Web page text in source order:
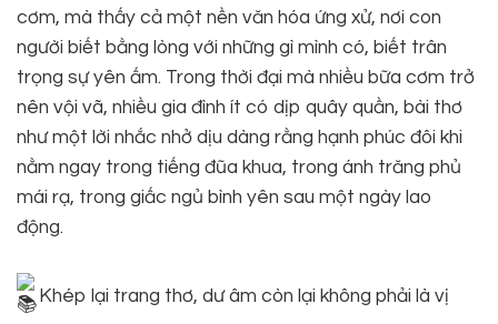
cơm, mà thấy cả một nền văn hóa ứng xử, nơi con
người biết bằng lòng với những gì mình có, biết trân
trọng sự yên ấm. Trong thời đại mà nhiều bữa cơm trở
nên vội vã, nhiều gia đình ít có dịp quây quần, bài thơ
như một lời nhắc nhở dịu dàng rằng hạnh phúc đôi khi
nằm ngay trong tiếng đũa khua, trong ánh trăng phủ
mái rạ, trong giấc ngủ bình yên sau một ngày lao
động.
Khép lại trang thơ, dư âm còn lại không phải là vị